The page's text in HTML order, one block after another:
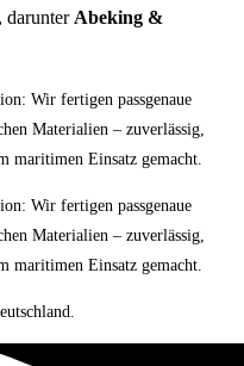
darunter Abeking &
Wir fertigen passgenaue
Materialien – zuverlässig,
maritimen Einsatz gemacht.
Wir fertigen passgenaue
Materialien – zuverlässig,
maritimen Einsatz gemacht.